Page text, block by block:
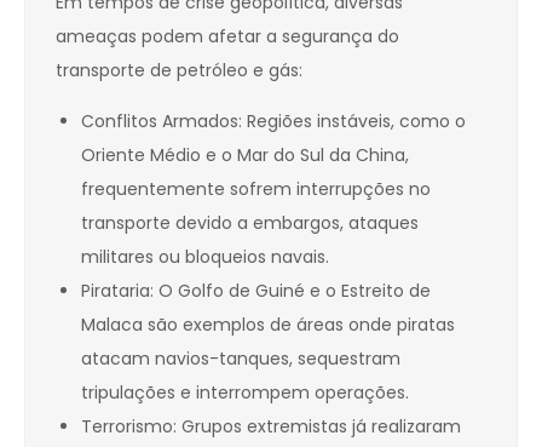
ameaças podem afetar a segurança do
transporte de petróleo e gás:
Conflitos Armados: Regiões instáveis, como o
Oriente Médio e o Mar do Sul da China,
frequentemente sofrem interrupções no
transporte devido a embargos, ataques
militares ou bloqueios navais.
Pirataria: O Golfo de Guiné e o Estreito de
Malaca são exemplos de áreas onde piratas
atacam navios-tanques, sequestram
tripulações e interrompem operações.
Terrorismo: Grupos extremistas já realizaram